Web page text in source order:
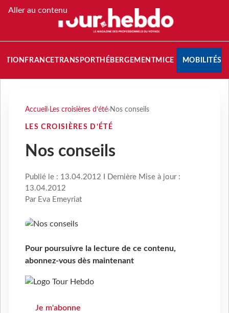
Aller au contenu
FRANCETRANSPORT HÉBERGEMENTMICE MOBILITÉS
Accueil › Les croisières d’été› Nos conseils
LES CROISIÈRES D’ÉTÉ
Nos conseils
Publié le : 13.04.2012 I Dernière Mise à jour :
13.04.2012
Par Eva Emeyriat
Pour poursuivre la lecture de ce contenu,
abonnez-vous dès maintenant
Je m'abonne